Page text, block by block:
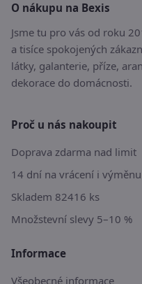
O nákupu na Bexis
Jsme tu pro vás od roku
a tisíce spokojených
látky, galanterie, příze,
dekorace do domácnosti.
Proč u nás nakoupit
Doprava zdarma nad limit
14 dní na vrácení i výměnu
Skladem 82416 ks
Množstevní slevy 5–10 %
Informace
Všeobecné informace